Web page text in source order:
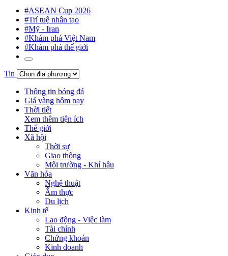
#ASEAN Cup 2026
#Trí tuệ nhân tạo
#Mỹ - Iran
#Khám phá Việt Nam
#Khám phá thế giới
Tin
Thông tin bóng đá
Giá vàng hôm nay
Thời tiết
Xem thêm tiện ích
Thế giới
Xã hội
Thời sự
Giao thông
Môi trường - Khí hậu
Văn hóa
Nghệ thuật
Ẩm thực
Du lịch
Kinh tế
Lao động - Việc làm
Tài chính
Chứng khoán
Kinh doanh